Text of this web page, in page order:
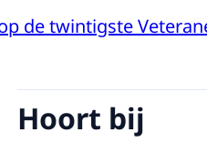
de twintigste
Hoort bij